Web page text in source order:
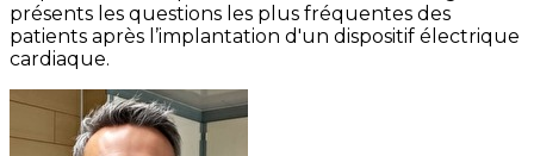
présents les questions les plus fréquentes des
patients après l’implantation d'un dispositif électrique
cardiaque.